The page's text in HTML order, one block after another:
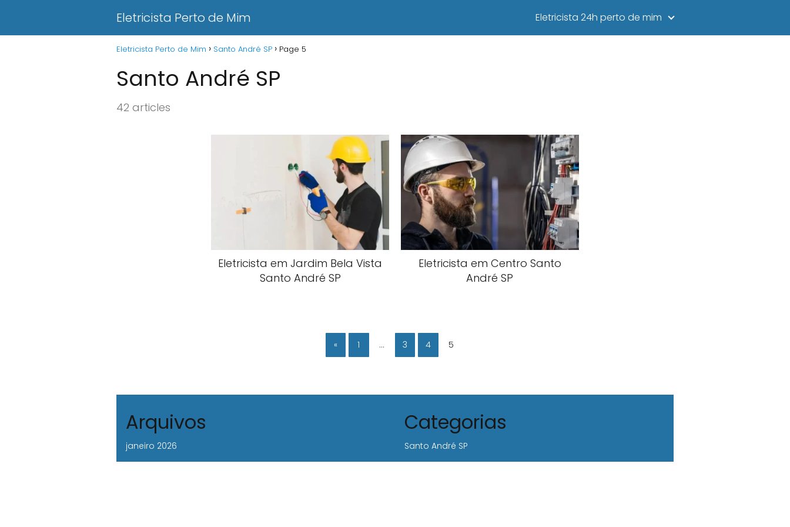
Eletricista Perto de Mim Eletricista 24h perto de mim
Eletricista Perto de Mim Santo André SP Page 5
Santo André SP
42 articles
Eletricista em Jardim Bela Vista
Santo André SP
Eletricista em Centro Santo
André SP
« 1 … 3 4 5
Arquivos
janeiro 2026
Categorias
Santo André SP